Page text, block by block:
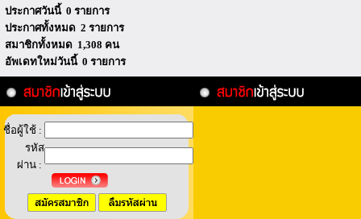
ประกาศวันนี้ 0 รายการ
ประกาศทั้งหมด 2 รายการ
สมาชิกทั้งหมด 1,308 คน
อัพเดทใหม่วันนี้ 0 รายการ
ชื่อผู้ใช้ :
รหัส
ผ่าน :